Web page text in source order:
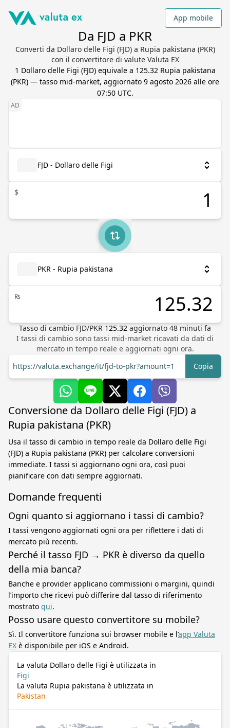
App mobile
Da FJD a PKR
Converti da Dollaro delle Figi (FJD) a Rupia pakistana (PKR)
con il convertitore di valute Valuta EX
1 Dollaro delle Figi (FJD) equivale a 125.32 Rupia pakistana
(PKR) — tasso mid-market, aggiornato 9 agosto 2026 alle ore
07:50 UTC.
FJD - Dollaro delle Figi
$
PKR - Rupia pakistana
₨
Tasso di cambio FJD/PKR 125.32 aggiornato 48 minuti fa
I tassi di cambio sono tassi mid-market ricavati da dati di
mercato in tempo reale e aggiornati ogni ora.
https://valuta.exchange/it/fjd-to-pkr?amount=1
Copia
Conversione da Dollaro delle Figi (FJD) a
Rupia pakistana (PKR)
Usa il tasso di cambio in tempo reale da Dollaro delle Figi
(FJD) a Rupia pakistana (PKR) per calcolare conversioni
immediate. I tassi si aggiornano ogni ora, così puoi
pianificare con dati sempre aggiornati.
Domande frequenti
Ogni quanto si aggiornano i tassi di cambio?
I tassi vengono aggiornati ogni ora per riflettere i dati di
mercato più recenti.
Perché il tasso FJD → PKR è diverso da quello
della mia banca?
Banche e provider applicano commissioni o margini, quindi
l’importo che ricevi può differire dal tasso di riferimento
mostrato qui.
Posso usare questo convertitore su mobile?
Sì. Il convertitore funziona sui browser mobile e l’app Valuta
EX è disponibile per iOS e Android.
La valuta Dollaro delle Figi è utilizzata in
Figi
La valuta Rupia pakistana è utilizzata in
Pakistan